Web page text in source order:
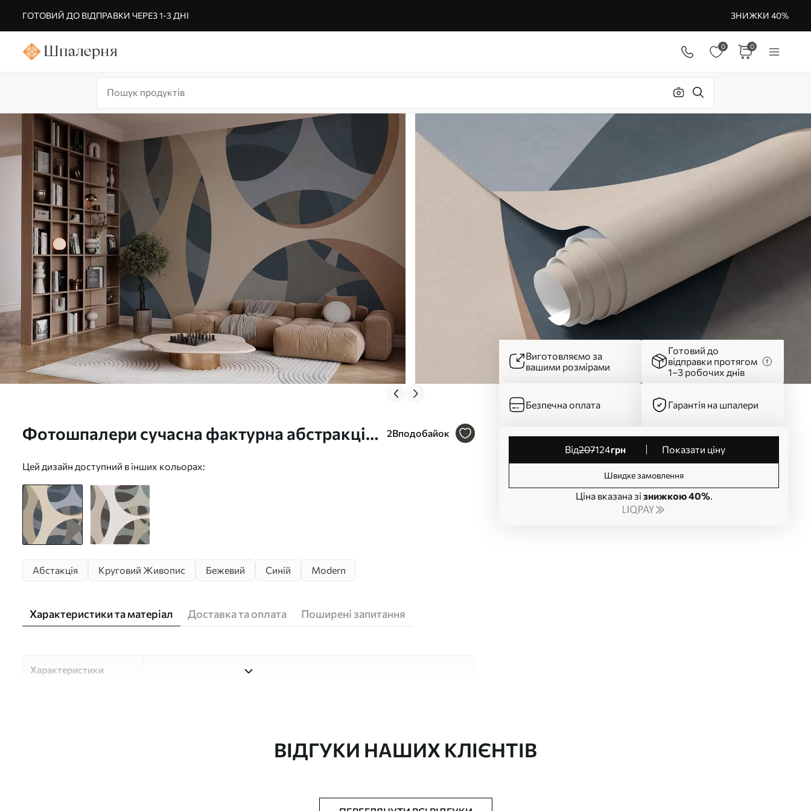
ГОТОВИЙ ДО ВІДПРАВКИ ЧЕРЕЗ 1-3 ДНІ ЗНИЖКИ 40%
0 0
Фотошпалери сучасна фактурна абстракція
2Вподобайок
Цей дизайн доступний в інших кольорах:
Виготовляємо за
вашими розмірами
Готовий до
відправки протягом
1–3 робочих днів
Безпечна оплата Гарантія на шпалери
від207124грн Показати ціну
Швидке замовлення
Ціна вказана зі знижкою 40%.
Абстакція Круговий Живопис Бежевий Синій Modern
Характеристики та матеріал Доставка та оплата Поширені запитання
Характеристики
ВІДГУКИ НАШИХ КЛІЄНТІВ